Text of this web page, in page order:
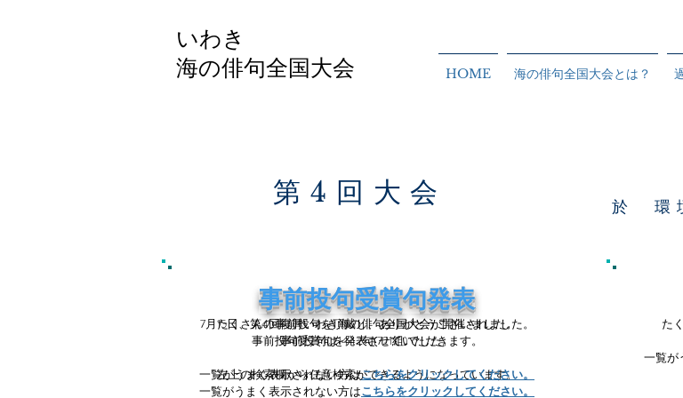
いわき
​海の俳句全国大会
HOME 海の俳句全国大会とは？
第4回大会
於 環
事前投句受賞句発表
たくさんの事前投句を頂戴し、ありがとうございました。
事前投句受賞句を発表させていただきます。
左上の検索欄から任意検索ができるようになっています。
​一覧がうまく表示されない方はこちらをクリックしてください。
事前投句受賞句発表
7月15日、第4回復興いわき海の俳句全国大会が開催されました。
事前投句は1442句(721組)でした。
​一覧がうまく表示されない方はこちらをクリックしてください。
た
一覧が